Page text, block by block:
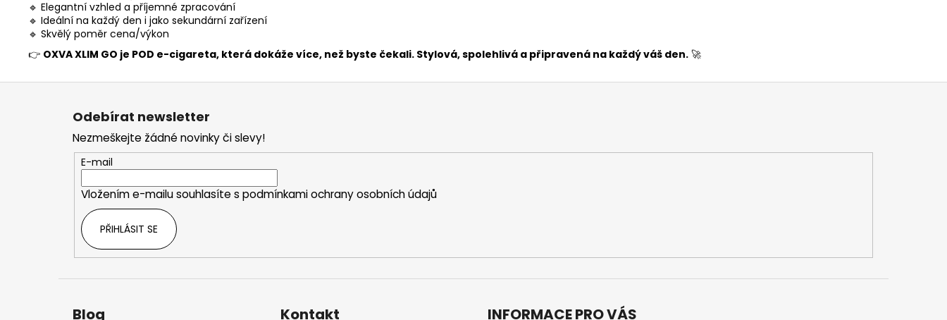
🔹 Elegantní vzhled a příjemné zpracování
🔹 Ideální na každý den i jako sekundární zařízení
🔹 Skvělý poměr cena/výkon
👉 OXVA XLIM GO je POD e-cigareta, která dokáže více, než byste čekali. Stylová, spolehlivá a připravená na každý váš den. 🚀
Z
Odebírat newsletter
Nezmeškejte žádné novinky či slevy!
E-mail
Vložením e-mailu souhlasíte s podmínkami ochrany osobních údajů
PŘIHLÁSIT SE
Blog Kontakt INFORMACE PRO VÁS